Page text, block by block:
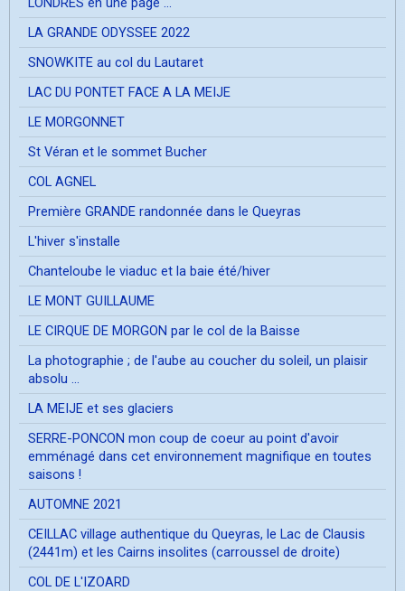
LA GRANDE ODYSSEE 2022
SNOWKITE au col du Lautaret
LAC DU PONTET FACE A LA MEIJE
LE MORGONNET
St Véran et le sommet Bucher
COL AGNEL
Première GRANDE randonnée dans le Queyras
L'hiver s'installe
Chanteloube le viaduc et la baie été/hiver
LE MONT GUILLAUME
LE CIRQUE DE MORGON par le col de la Baisse
La photographie ; de l'aube au coucher du soleil, un plaisir
absolu ...
LA MEIJE et ses glaciers
SERRE-PONCON mon coup de coeur au point d'avoir
emménagé dans cet environnement magnifique en toutes
saisons !
AUTOMNE 2021
CEILLAC village authentique du Queyras, le Lac de Clausis
(2441m) et les Cairns insolites (carroussel de droite)
COL DE L'IZOARD